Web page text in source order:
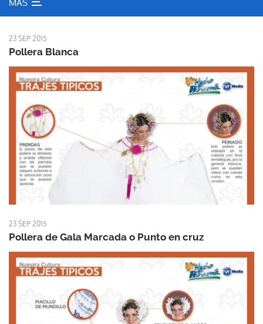
MÁS
23 SEP 2015
Pollera Blanca
23 SEP 2015
Pollera de Gala Marcada o Punto en cruz